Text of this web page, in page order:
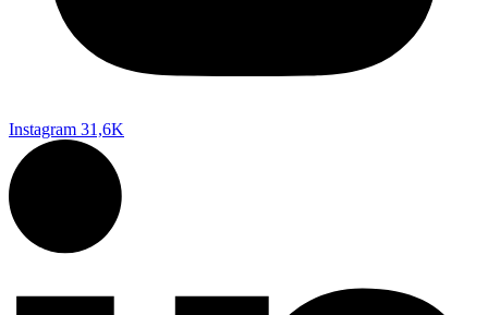
Instagram 31,6K